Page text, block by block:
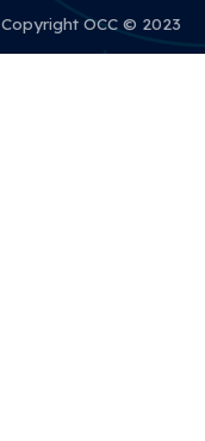
Copyright OCC © 2023